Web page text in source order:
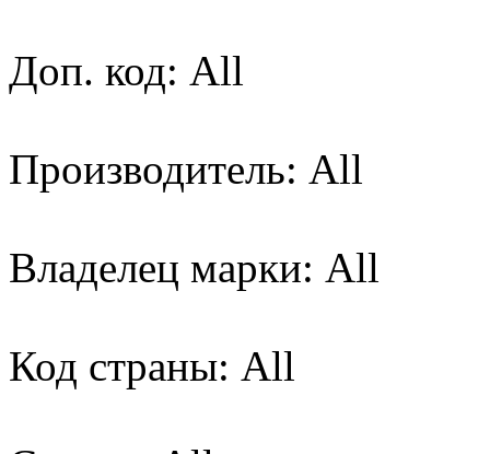
Доп. код: All
Производитель: All
Владелец марки: All
Код страны: All